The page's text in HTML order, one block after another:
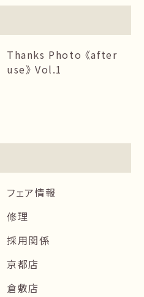
Thanks Photo 《after
use》 Vol.1
フェア情報
修理
採用関係
京都店
倉敷店